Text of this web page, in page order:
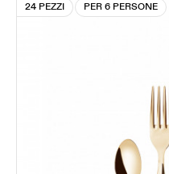
24 PEZZI PER 6 PERSONE